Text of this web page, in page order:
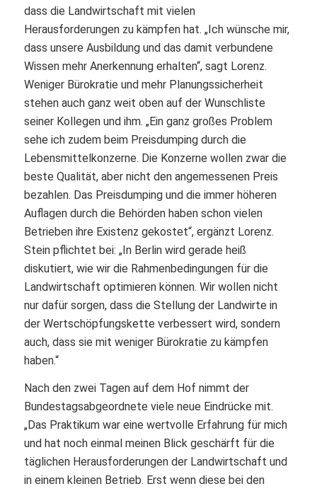
dass die Landwirtschaft mit vielen
Herausforderungen zu kämpfen hat. „Ich wünsche mir,
dass unsere Ausbildung und das damit verbundene
Wissen mehr Anerkennung erhalten“, sagt Lorenz.
Weniger Bürokratie und mehr Planungssicherheit
stehen auch ganz weit oben auf der Wunschliste
seiner Kollegen und ihm. „Ein ganz großes Problem
sehe ich zudem beim Preisdumping durch die
Lebensmittelkonzerne. Die Konzerne wollen zwar die
beste Qualität, aber nicht den angemessenen Preis
bezahlen. Das Preisdumping und die immer höheren
Auflagen durch die Behörden haben schon vielen
Betrieben ihre Existenz gekostet“, ergänzt Lorenz.
Stein pflichtet bei: „In Berlin wird gerade heiß
diskutiert, wie wir die Rahmenbedingungen für die
Landwirtschaft optimieren können. Wir wollen nicht
nur dafür sorgen, dass die Stellung der Landwirte in
der Wertschöpfungskette verbessert wird, sondern
auch, dass sie mit weniger Bürokratie zu kämpfen
haben.“
Nach den zwei Tagen auf dem Hof nimmt der
Bundestagsabgeordnete viele neue Eindrücke mit.
„Das Praktikum war eine wertvolle Erfahrung für mich
und hat noch einmal meinen Blick geschärft für die
täglichen Herausforderungen der Landwirtschaft und
in einem kleinen Betrieb. Erst wenn diese bei den